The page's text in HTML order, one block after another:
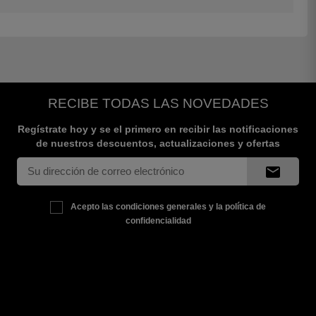
RECIBE TODAS LAS NOVEDADES
Regístrate hoy y se el primero en recibir las notificaciones
de nuestros descuentos, actualizaciones y ofertas
mail
Acepto las condiciones generales y la política de
confidencialidad